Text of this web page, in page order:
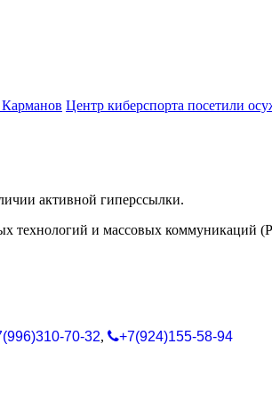
Карманов Центр киберспорта посетили
активной гиперссылки.
технологий и массовых коммуникаций
70-32, +7(924)155-58-94